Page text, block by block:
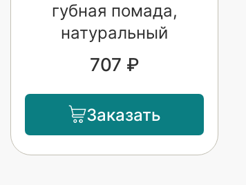
губная помада,
натуральный
707 ₽
Заказать